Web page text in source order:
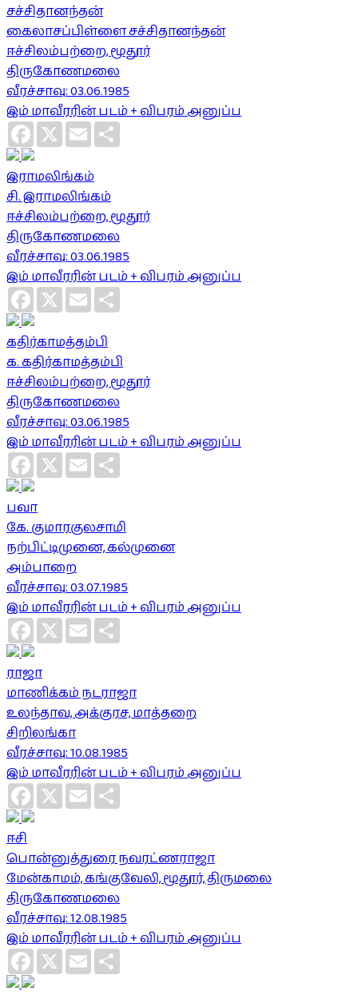
சச்சிதானந்தன்
கைலாசப்பிள்ளை சச்சிதானந்தன்
ஈச்சிலம்பற்றை, மூதூர்
திருகோணமலை
வீரச்சாவு: 03.06.1985
இம் மாவீரரின் படம் + விபரம் அனுப்ப
Facebook
X Email
இராமலிங்கம்
சி. இராமலிங்கம்
ஈச்சிலம்பற்றை, மூதூர்
திருகோணமலை
வீரச்சாவு: 03.06.1985
இம் மாவீரரின் படம் + விபரம் அனுப்ப
Facebook
X Email
கதிர்காமத்தம்பி
க. கதிர்காமத்தம்பி
ஈச்சிலம்பற்றை, மூதூர்
திருகோணமலை
வீரச்சாவு: 03.06.1985
இம் மாவீரரின் படம் + விபரம் அனுப்ப
Facebook
X Email
பவா
கே. குமாரகுலசாமி
நற்பிட்டிமுனை, கல்முனை
அம்பாறை
வீரச்சாவு: 03.07.1985
இம் மாவீரரின் படம் + விபரம் அனுப்ப
Facebook
X Email
ராஜா
மாணிக்கம் நடராஜா
உலந்தாவ, அக்குரச, மாத்தறை
சிறிலங்கா
வீரச்சாவு: 10.08.1985
இம் மாவீரரின் படம் + விபரம் அனுப்ப
Facebook
X Email
ஈசி
பொன்னுத்துரை நவரட்ணராஜா
மேன்காமம், கங்குவேலி, மூதூர், திருமலை
திருகோணமலை
வீரச்சாவு: 12.08.1985
இம் மாவீரரின் படம் + விபரம் அனுப்ப
Facebook
X Email